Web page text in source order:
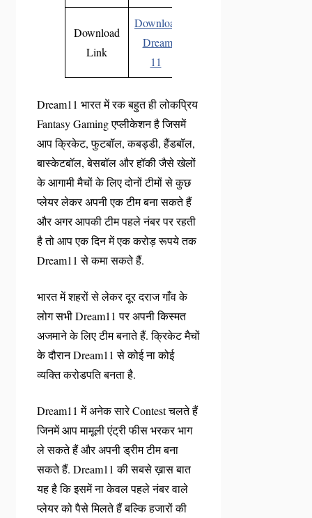
Download
Link
Download
Dream
11
Dream11 भारत में रक बहुत ही लोकप्रिय
Fantasy Gaming एप्लीकेशन है जिसमें
आप क्रिकेट, फुटबॉल, कबड्डी, हैंडबॉल,
बास्केटबॉल, बेसबॉल और हॉकी जैसे खेलों
के आगामी मैचों के लिए दोनों टीमों से कुछ
प्लेयर लेकर अपनी एक टीम बना सकते हैं
और अगर आपकी टीम पहले नंबर पर रहती
है तो आप एक दिन में एक करोड़ रूपये तक
Dream11 से कमा सकते हैं.
भारत में शहरों से लेकर दूर दराज गाँव के
लोग सभी Dream11 पर अपनी किस्मत
अजमाने के लिए टीम बनाते हैं. क्रिकेट मैचों
के दौरान Dream11 से कोई ना कोई
व्यक्ति करोडपति बनता है.
Dream11 में अनेक सारे Contest चलते हैं
जिनमें आप मामूली एंट्री फीस भरकर भाग
ले सकते हैं और अपनी ड्रीम टीम बना
सकते हैं. Dream11 की सबसे ख़ास बात
यह है कि इसमें ना केवल पहले नंबर वाले
प्लेयर को पैसे मिलते हैं बल्कि हजारों की